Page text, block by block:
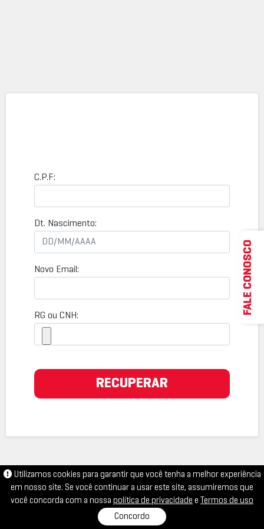
C.P.F:
Dt. Nascimento:
Novo Email:
RG ou CNH:
RECUPERAR
Utilizamos cookies para garantir que você tenha a melhor experiência
em nosso site. Se você continuar a usar este site, assumiremos que
você concorda com a nossa política de privacidade e
Termos de uso
Concordo
FALE CONOSCO